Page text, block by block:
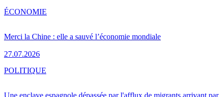
Merci la Chine : elle a sauvé l’économie mondiale
27.07.2026
ÉCONOMIE
Une enclave espagnole dépassée par l'afflux de migrants arrivant par
POLITIQUE